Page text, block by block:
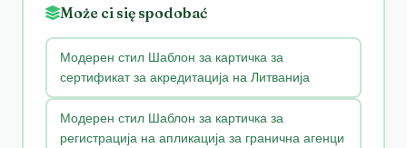
Może ci się spodobać
Модерен стил Шаблон за картичка за
сертификат за акредитација на Литванија
Модерен стил Шаблон за картичка за
регистрација на апликација за гранична агенци